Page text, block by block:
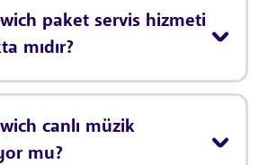
paket servis hizmeti
mıdır?
canlı müzik
mu?